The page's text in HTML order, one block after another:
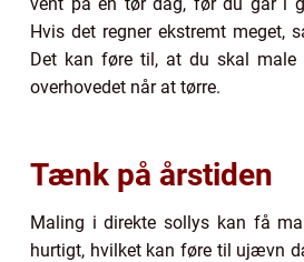
Hvis det regner ekstremt meget,
Det kan føre til, at du skal
overhovedet når at tørre.
Tænk på årstiden
Maling i direkte sollys kan få
hurtigt, hvilket kan føre til ujævn